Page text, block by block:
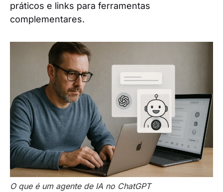
práticos e links para ferramentas
complementares.
O que é um agente de IA no ChatGPT